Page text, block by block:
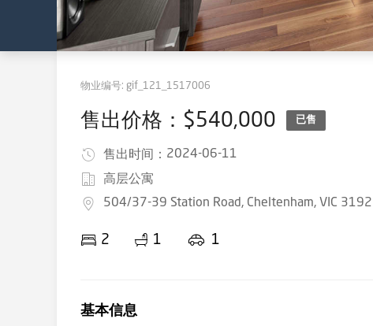
物业编号: gif_121_1517006
售出价格：$540,000 已售
售出时间： 2024-06-11
高层公寓
504/37-39 Station Road, Cheltenham, VIC 3192
2 1 1
基本信息